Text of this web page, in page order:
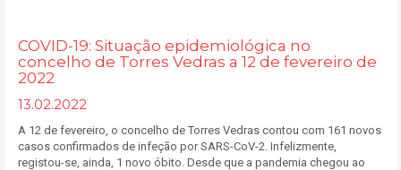
COVID-19: Situação epidemiológica no
concelho de Torres Vedras a 12 de fevereiro de
2022
13.02.2022
A 12 de fevereiro, o concelho de Torres Vedras contou com 161 novos
casos confirmados de infeção por SARS-CoV-2. Infelizmente,
registou-se, ainda, 1 novo óbito. Desde que a pandemia chegou ao